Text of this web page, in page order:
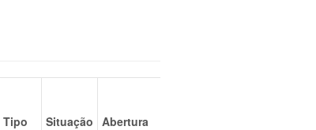
Tipo Situação
Abertura